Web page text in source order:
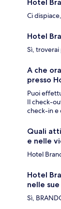
Hotel
Ci
Hotel
Sì,
A che
presso
Puoi
Il check-
check-in e
Quali
e nelle
Hotel
Hotel
nelle
Sì,